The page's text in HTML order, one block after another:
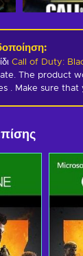
:
Call of Duty:
The product
. Make sure